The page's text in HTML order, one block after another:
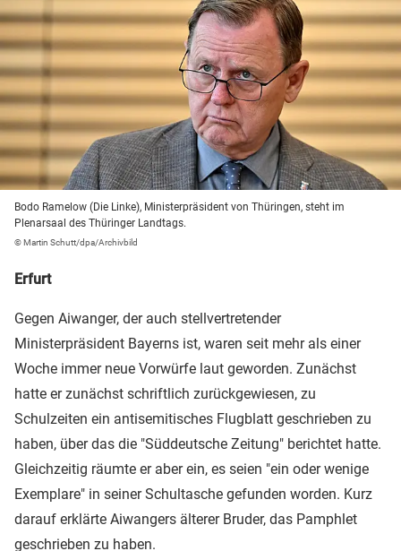
Bodo Ramelow (Die Linke), Ministerpräsident von Thüringen, steht im
Plenarsaal des Thüringer Landtags.
© Martin Schutt/dpa/Archivbild
Erfurt
Gegen Aiwanger, der auch stellvertretender
Ministerpräsident Bayerns ist, waren seit mehr als einer
Woche immer neue Vorwürfe laut geworden. Zunächst
hatte er zunächst schriftlich zurückgewiesen, zu
Schulzeiten ein antisemitisches Flugblatt geschrieben zu
haben, über das die "Süddeutsche Zeitung" berichtet hatte.
Gleichzeitig räumte er aber ein, es seien "ein oder wenige
Exemplare" in seiner Schultasche gefunden worden. Kurz
darauf erklärte Aiwangers älterer Bruder, das Pamphlet
geschrieben zu haben.